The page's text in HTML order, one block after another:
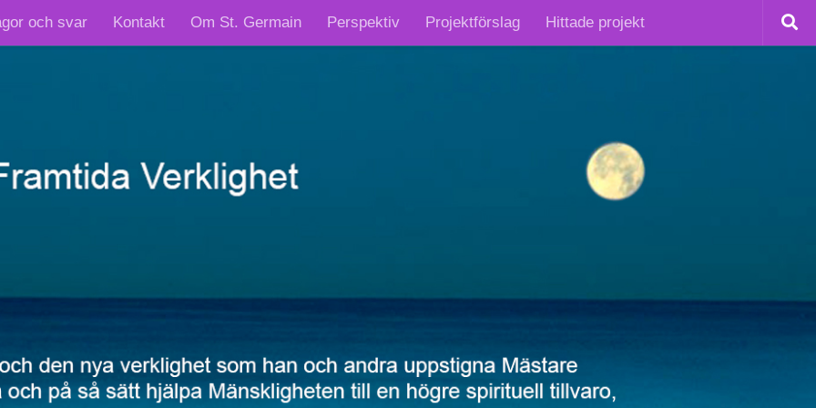
och svar Kontakt Om St. Germain Perspektiv Projektförslag Hittade projekt